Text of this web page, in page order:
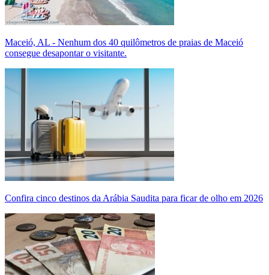
Maceió, AL - Nenhum dos 40 quilômetros de praias de Maceió
consegue desapontar o visitante.
Confira cinco destinos da Arábia Saudita para ficar de olho em 2026